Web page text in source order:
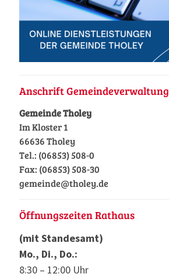
Anschrift Gemeindeverwaltung
Gemeinde Tholey
Im Kloster 1
66636 Tholey
Tel.: (06853) 508-0
Fax: (06853) 508-30
gemeinde@tholey.de
Öffnungszeiten Rathaus
(mit Standesamt)
Mo., Di., Do.:
8:30 – 12:00 Uhr